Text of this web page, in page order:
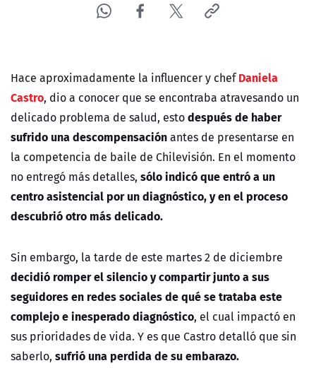
Hace aproximadamente la influencer y chefDaniela
Castro, dio a conocer que se encontraba atravesando un
delicado problema de salud, estodespués de haber
sufrido una descompensaciónantes de presentarse en
la competencia de baile de Chilevisión. En el momento
no entregó más detalles, sólo indicó que entró a un
centro asistencial por un diagnóstico, y en el proceso
descubrió otro más delicado.
Sin embargo, la tarde de este martes 2 de diciembre
decidió romper el silencio y compartir junto a sus
seguidores en redes sociales de qué se trataba este
complejo e inesperado diagnóstico, el cual impactó en
sus prioridades de vida. Y es que Castro detalló que sin
saberlo, sufrió una perdida de su embarazo.